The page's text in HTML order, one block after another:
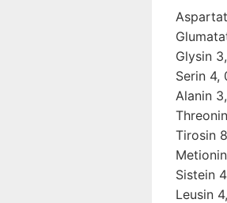
Glysin
Serin 4,
Alanin
Tirosin
Sistein
Leusin